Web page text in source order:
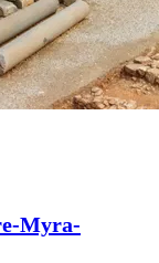
Myra-